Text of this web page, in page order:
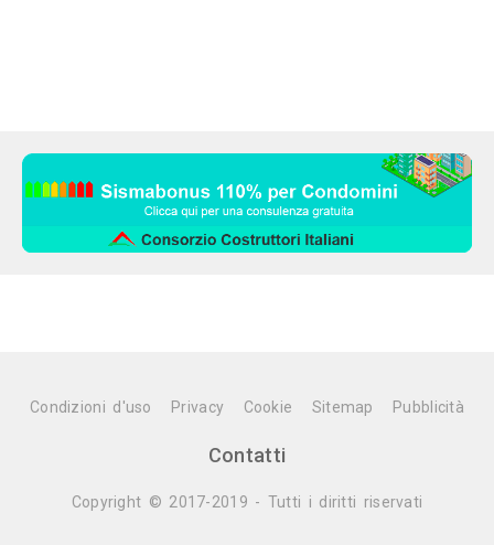
Condizioni d'uso Privacy Cookie Sitemap Pubblicità
Contatti
Copyright © 2017-2019 - Tutti i diritti riservati